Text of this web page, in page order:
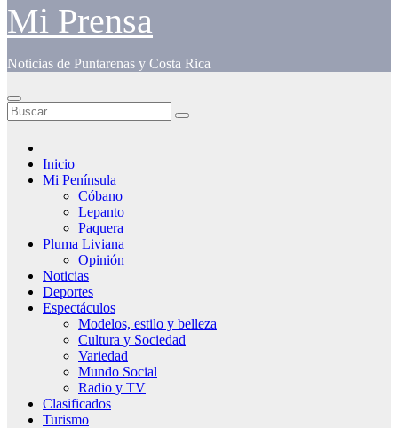
Mi Prensa
Noticias de Puntarenas y Costa Rica
Inicio
Mi Península
Cóbano
Lepanto
Paquera
Pluma Liviana
Opinión
Noticias
Deportes
Espectáculos
Modelos, estilo y belleza
Cultura y Sociedad
Variedad
Mundo Social
Radio y TV
Clasificados
Turismo